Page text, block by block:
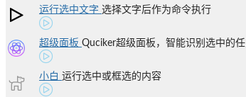
运行选中文字 选择文字后作为命令执行
超级面板 Quciker超级面板，智能识别选中的
小白 运行选中或框选的内容